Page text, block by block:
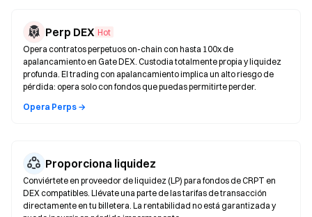
Perp DEX Hot
Opera contratos perpetuos on-chain con hasta 100x de
apalancamiento en Gate DEX. Custodia totalmente propia y liquidez
profunda. El trading con apalancamiento implica un alto riesgo de
pérdida: opera solo con fondos que puedas permitirte perder.
Opera Perps →
Proporciona liquidez
Conviértete en proveedor de liquidez (LP) para fondos de CRPT en
DEX compatibles. Llévate una parte de las tarifas de transacción
directamente en tu billetera. La rentabilidad no está garantizada y